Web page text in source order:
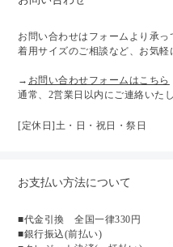
お問い合わせはフォームより承っ
着用サイズのご相談など、お気軽
→ お問い合わせフォームはこちら
通常、2営業日以内にご連絡いたし
[定休日]土・日・祝日・祭日
お支払い方法について
■代金引換 全国一律330円
■銀行振込(前払い)